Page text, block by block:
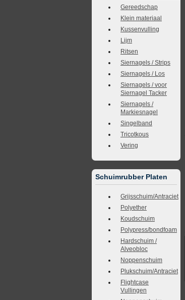
Gereedschap
Klein materiaal
Kussenvulling
Lijm
Ritsen
Siernagels / Strips
Siernagels / Los
Siernagels / voor
Siernagel Tacker
Siernagels /
Markiesnagel
Singelband
Tricotkous
Vering
Schuimrubber Platen
Grijsschuim/Antraciet
Polyether
Koudschuim
Polypress/bondfoam
Hardschuim /
Alveobloc
Noppenschuim
Plukschuim/Antraciet
Flightcase
Vullingen